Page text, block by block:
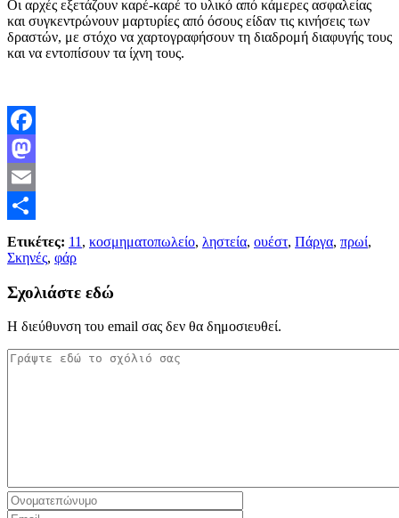
Οι αρχές εξετάζουν καρέ-καρέ το υλικό από κάμερες ασφαλείας
και συγκεντρώνουν μαρτυρίες από όσους είδαν τις κινήσεις των
δραστών, με στόχο να χαρτογραφήσουν τη διαδρομή διαφυγής τους
και να εντοπίσουν τα ίχνη τους.
Facebook
Mastodon
Email
Μοιραστείτε
Ετικέτες: 11 , κοσμηματοπωλείο, ληστεία, ουέστ, Πάργα, πρωί,
Σκηνές, φάρ
Σχολιάστε εδώ
Η διεύθυνση του email σας δεν θα δημοσιευθεί.